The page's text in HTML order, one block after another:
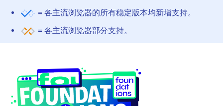
= 各主流浏览器的所有稳定版本均新增支持。
= 各主流浏览器部分支持。